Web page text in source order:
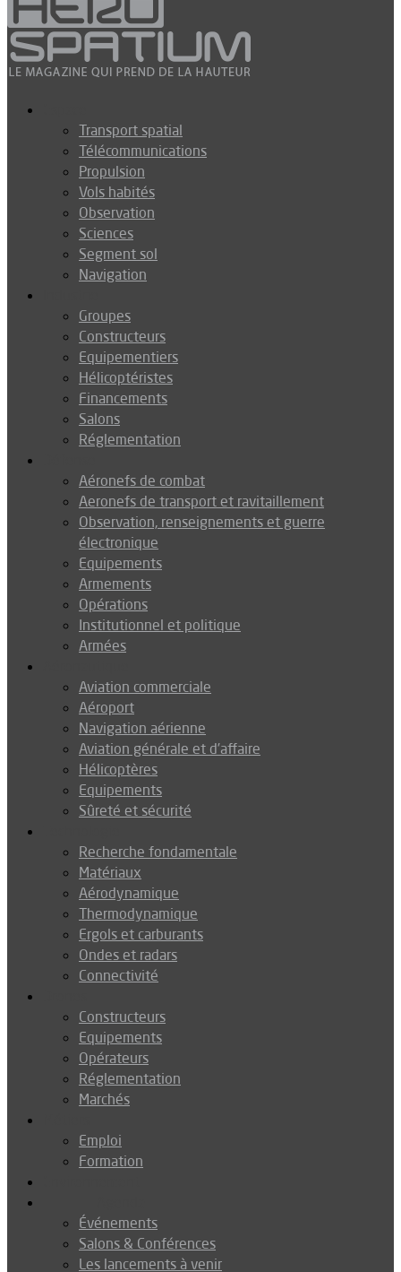
Transport spatial
Télécommunications
Propulsion
Vols habités
Observation
Sciences
Segment sol
Navigation
Groupes
Constructeurs
Equipementiers
Hélicoptéristes
Financements
Salons
Réglementation
Aéronefs de combat
Aeronefs de transport et ravitaillement
Observation, renseignements et guerre
électronique
Equipements
Armements
Opérations
Institutionnel et politique
Armées
Aviation commerciale
Aéroport
Navigation aérienne
Aviation générale et d’affaire
Hélicoptères
Equipements
Sûreté et sécurité
Recherche fondamentale
Matériaux
Aérodynamique
Thermodynamique
Ergols et carburants
Ondes et radars
Connectivité
Constructeurs
Equipements
Opérateurs
Réglementation
Marchés
Emploi
Formation
Événements
Salons & Conférences
Les lancements à venir